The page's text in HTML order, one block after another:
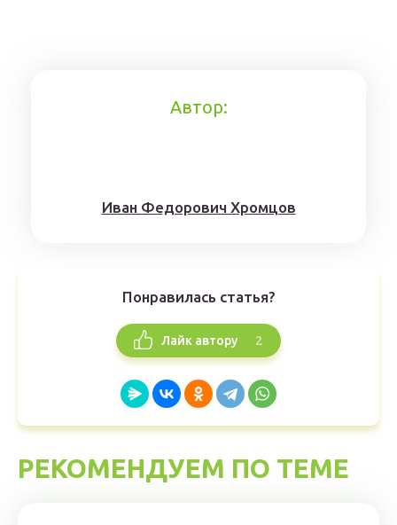
Автор:
Иван Федорович Хромцов
Понравилась статья?
Лайк автору 2
РЕКОМЕНДУЕМ ПО ТЕМЕ